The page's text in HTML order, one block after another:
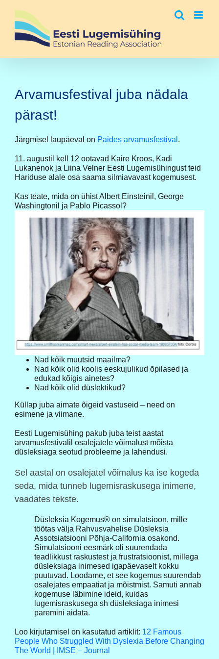
content
Arvamusfestival juba nädala
pärast!
Järgmisel laupäeval on Paides arvamusfestival .
11. augustil kell 12 ootavad Kaire Kroos, Kadi
Lukanenok ja Liina Velner Eesti Lugemisühingust teid
Hariduse alale osa saama silmiavavast kogemusest.
Kas teate, mida on ühist Albert Einsteinil, George
Washingtonil ja Pablo Picassol?
Nad kõik muutsid maailma?
Nad kõik olid koolis eeskujulikud õpilased ja
edukad kõigis ainetes?
Nad kõik olid düslektikud?
Küllap juba aimate õigeid vastuseid – need on
esimene ja viimane.
Eesti Lugemisühing pakub juba teist aastat
arvamusfestivalil osalejatele võimalust mõista
düsleksiaga seotud probleeme ja lahendusi.
Sel aastal on osalejatel võimalus ka ise kogeda
seda, mida tunneb lugemisraskusega inimene,
vaadates tekste.
Düsleksia Kogemus® on simulatsioon, mille
töötas välja Rahvusvahelise Düsleksia
Assotsiatsiooni Põhja-California osakond.
Simulatsiooni eesmärk oli suurendada
teadlikkust raskustest ja frustratsioonist, millega
düsleksiaga inimesed igapäevaselt kokku
puutuvad. Loodame, et see kogemus suurendab
osalejates empaatiat ja mõistmist. Samuti annab
kogemuse läbimine ideid, kuidas
lugemisraskusega sh düsleksiaga inimesi
paremini aidata.
Loo kirjutamisel on kasutatud artiklit: 12 Famous
People Who Struggled With Dyslexia Before Changing
The World | IMSE – Journal